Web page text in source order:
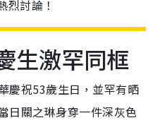
烈討論！
生激罕同框
慶祝53歲生日，並罕有晒
日關之琳身穿一件深灰色